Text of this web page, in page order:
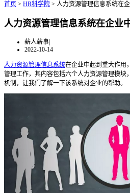
首页 > HR科学院 > 人力资源管理信息系统在
人力资源管理信息系统在企业
薪人薪事|
2022-10-14
人力资源管理信息系统在企业中起到重大作用
管理工作，其内容包括六个人力资源管理模块
机制，让我们了解一下该系统对企业的帮助。